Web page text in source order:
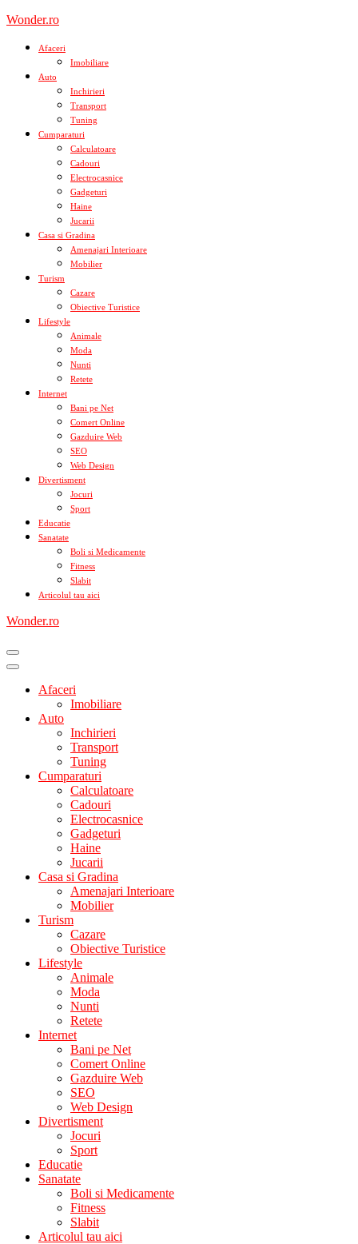
Skip
content
Wonder.ro
Afaceri
Imobiliare
Auto
Inchirieri
Transport
Tuning
Cumparaturi
Calculatoare
Cadouri
Electrocasnice
Gadgeturi
Haine
Jucarii
Casa si Gradina
Amenajari Interioare
Mobilier
Turism
Cazare
Obiective Turistice
Lifestyle
Animale
Moda
Nunti
Retete
Internet
Bani pe Net
Comert Online
Gazduire Web
SEO
Web Design
Divertisment
Jocuri
Sport
Educatie
Sanatate
Boli si Medicamente
Fitness
Slabit
Articolul tau aici
Wonder.ro
Afaceri
Imobiliare
Auto
Inchirieri
Transport
Tuning
Cumparaturi
Calculatoare
Cadouri
Electrocasnice
Gadgeturi
Haine
Jucarii
Casa si Gradina
Amenajari Interioare
Mobilier
Turism
Cazare
Obiective Turistice
Lifestyle
Animale
Moda
Nunti
Retete
Internet
Bani pe Net
Comert Online
Gazduire Web
SEO
Web Design
Divertisment
Jocuri
Sport
Educatie
Sanatate
Boli si Medicamente
Fitness
Slabit
Articolul tau aici